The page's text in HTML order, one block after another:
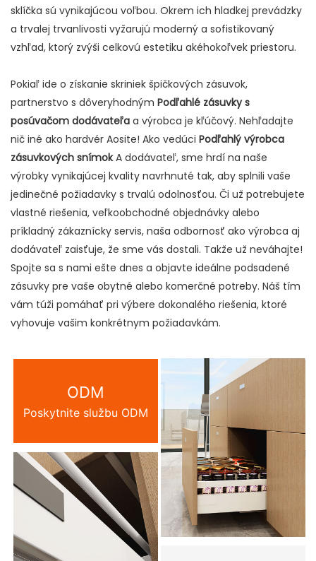
sklíčka sú vynikajúcou voľbou. Okrem ich hladkej prevádzky
a trvalej trvanlivosti vyžarujú moderný a sofistikovaný
vzhľad, ktorý zvýši celkovú estetiku akéhokoľvek priestoru.
Pokiaľ ide o získanie skriniek špičkových zásuvok,
partnerstvo s dôveryhodným Podľahlé zásuvky s
posúvačom dodávateľa a výrobca je kľúčový. Nehľadajte
nič iné ako hardvér Aosite! Ako vedúci Podľahlý výrobca
zásuvkových snímokA dodávateľ, sme hrdí na naše
výrobky vynikajúcej kvality navrhnuté tak, aby splnili vaše
jedinečné požiadavky s trvalú odolnosťou. Či už potrebujete
vlastné riešenia, veľkoobchodné objednávky alebo
príkladný zákaznícky servis, naša odbornosť ako výrobca aj
dodávateľ zaisťuje, že sme vás dostali. Takže už neváhajte!
Spojte sa s nami ešte dnes a objavte ideálne podsadené
zásuvky pre vaše obytné alebo komerčné potreby. Náš tím
vám túži pomáhať pri výbere dokonalého riešenia, ktoré
vyhovuje vašim konkrétnym požiadavkám.
ODM
Poskytnite službu ODM